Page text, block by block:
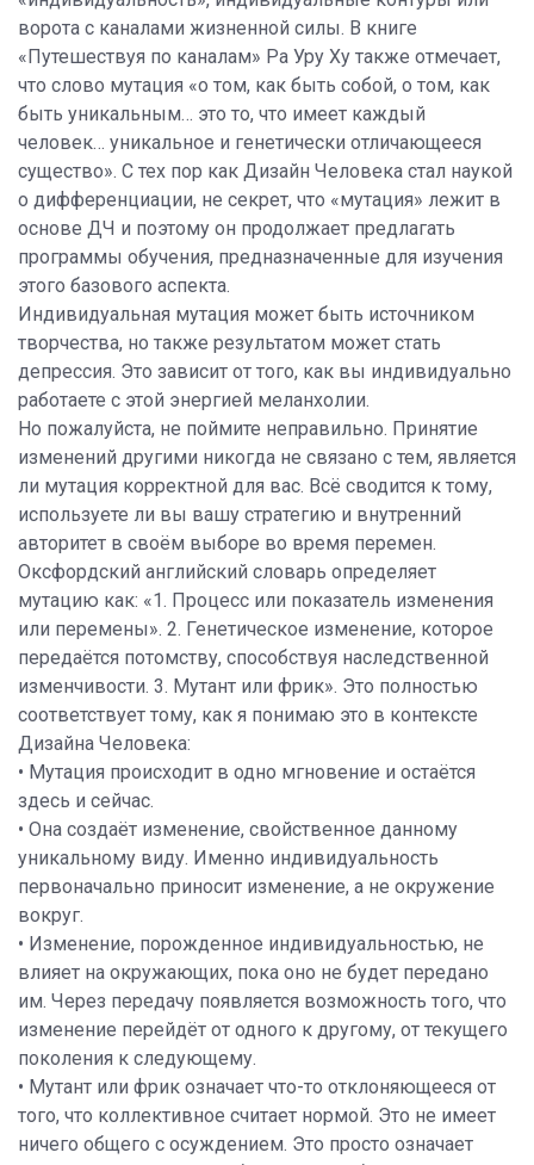
ворота с каналами жизненной силы. В книге
«Путешествуя по каналам» Ра Уру Ху также отмечает,
что слово мутация «о том, как быть собой, о том, как
быть уникальным… это то, что имеет каждый
человек… уникальное и генетически отличающееся
существо». С тех пор как Дизайн Человека стал наукой
о дифференциации, не секрет, что «мутация» лежит в
основе ДЧ и поэтому он продолжает предлагать
программы обучения, предназначенные для изучения
этого базового аспекта.
Индивидуальная мутация может быть источником
творчества, но также результатом может стать
депрессия. Это зависит от того, как вы индивидуально
работаете с этой энергией меланхолии.
Но пожалуйста, не поймите неправильно. Принятие
изменений другими никогда не связано с тем, является
ли мутация корректной для вас. Всё сводится к тому,
используете ли вы вашу стратегию и внутренний
авторитет в своём выборе во время перемен.
Оксфордский английский словарь определяет
мутацию как: «1. Процесс или показатель изменения
или перемены». 2. Генетическое изменение, которое
передаётся потомству, способствуя наследственной
изменчивости. 3. Мутант или фрик». Это полностью
соответствует тому, как я понимаю это в контексте
Дизайна Человека:
• Мутация происходит в одно мгновение и остаётся
здесь и сейчас.
• Она создаёт изменение, свойственное данному
уникальному виду. Именно индивидуальность
первоначально приносит изменение, а не окружение
вокруг.
• Изменение, порожденное индивидуальностью, не
влияет на окружающих, пока оно не будет передано
им. Через передачу появляется возможность того, что
изменение перейдёт от одного к другому, от текущего
поколения к следующему.
• Мутант или фрик означает что-то отклоняющееся от
того, что коллективное считает нормой. Это не имеет
ничего общего с осуждением. Это просто означает